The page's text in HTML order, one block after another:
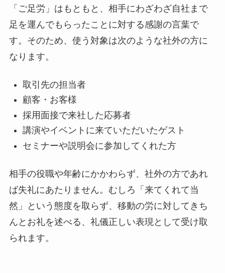
「ご足労」はもともと、相手にわざわざ自社まで
足を運んでもらったことに対する感謝の言葉で
す。そのため、使う対象は次のような社外の方に
なります。
取引先の担当者
顧客・お客様
採用面接で来社した応募者
講演やイベントに来ていただいたゲスト
セミナーや説明会に参加してくれた方
相手の役職や年齢にかかわらず、社外の方であれ
ば失礼にあたりません。むしろ「来てくれて当
然」という態度を取らず、移動の労に対してきち
んとお礼を述べる、礼儀正しい表現として受け取
られます。